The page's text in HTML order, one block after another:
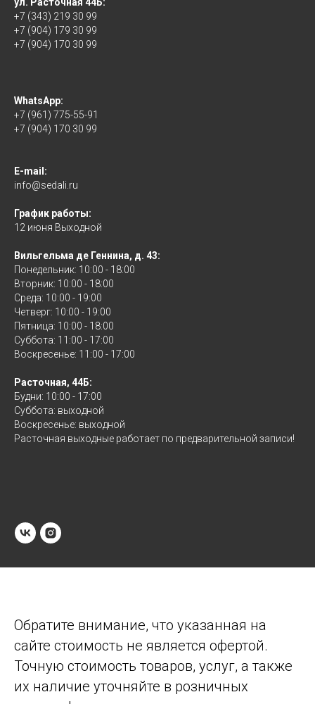
ул. Расточная 44Б:
+7 (343) 219 30 99
+7 (904) 179 30 99
+7 (904) 170 30 99
WhatsApp:
+7 (961) 775-55-91
+7 (904) 170 30 99
E-mail:
info@sedali.ru
График работы:
12 июня Выходной
Вильгельма де Геннина, д. 43:
Понедельник: 10:00 - 18:00
Вторник: 10:00 - 18:00
Среда: 10:00 - 19:00
Четверг: 10:00 - 19:00
Пятница: 10:00 - 18:00
Суббота: 11:00 - 17:00
Воскресенье: 11:00 - 17:00
Расточная, 44Б:
Будни: 10:00 - 17:00
Суббота: выходной
Воскресенье: выходной
Расточная выходные работает по предварительной записи!
Обратите внимание, что указанная на
сайте стоимость не является офертой.
Точную стоимость товаров, услуг, а также
их наличие уточняйте в розничных